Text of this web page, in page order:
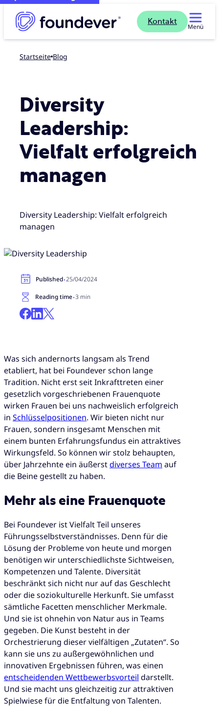
Kontakt
Menü
Startseite blog
Diversity
Leadership:
Vielfalt erfolgreich
managen
Diversity Leadership: Vielfalt erfolgreich
managen
Published·25/04/2024
Reading time·3 min
Was sich andernorts langsam als Trend
etabliert, hat bei Foundever schon lange
Tradition. Nicht erst seit Inkrafttreten einer
gesetzlich vorgeschriebenen Frauenquote
wirken Frauen bei uns nachweislich erfolgreich
in Schlüsselpositionen. Wir bieten nicht nur
Frauen, sondern insgesamt Menschen mit
einem bunten Erfahrungsfundus ein attraktives
Wirkungsfeld. So können wir stolz behaupten,
über Jahrzehnte ein äußerstdiverses Team auf
die Beine gestellt zu haben.
Mehr als eine Frauenquote
Bei Foundever ist Vielfalt Teil unseres
Führungsselbstverständnisses. Denn für die
Lösung der Probleme von heute und morgen
benötigen wir unterschiedlichste Sichtweisen,
Kompetenzen und Talente. Diversität
beschränkt sich nicht nur auf das Geschlecht
oder die soziokulturelle Herkunft. Sie umfasst
sämtliche Facetten menschlicher Merkmale.
Und sie ist ohnehin von Natur aus in Teams
gegeben. Die Kunst besteht in der
Orchestrierung dieser vielfältigen „Zutaten“. So
kann sie uns zu außergewöhnlichen und
innovativen Ergebnissen führen, was einen
entscheidenden Wettbewerbsvorteil darstellt.
Und sie macht uns gleichzeitig zur attraktiven
Spielwiese für die Entfaltung von Talenten.